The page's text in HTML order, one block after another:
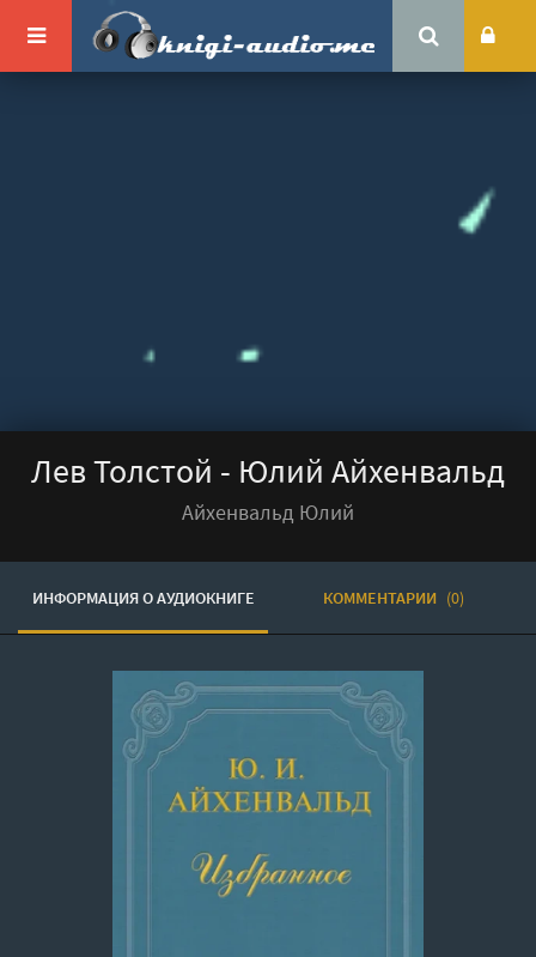
Лев Толстой - Юлий Айхенвальд
Айхенвальд Юлий
ИНФОРМАЦИЯ О АУДИОКНИГЕ КОММЕНТАРИИ (0)